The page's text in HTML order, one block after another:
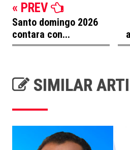
« PREV
Santo domingo 2026
contara con...
SIMILAR